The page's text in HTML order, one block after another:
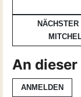
An
ANMELDEN